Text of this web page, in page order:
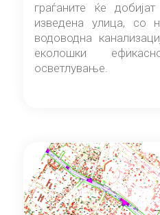
граѓаните ќе
изведена улица, со
водоводна
еколошки
осветлување.